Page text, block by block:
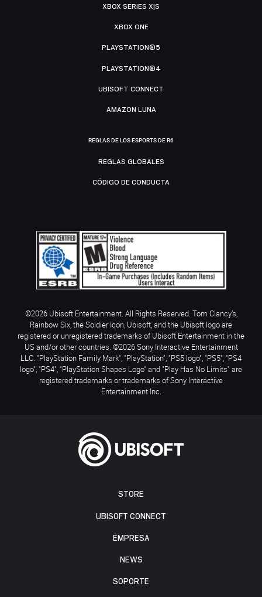
STORE
UBISOFT CONNECT
EMPRESA
NEWS
SOPORTE
XBOX SERIES X|S
XBOX ONE
PLAYSTATION®5
PLAYSTATION®4
UBISOFT CONNECT
AMAZON LUNA
REGLAS DE LOS ESPORTS DE R6
REGLAS GLOBALES
CÓDIGO DE CONDUCTA
©2026 Ubisoft Entertainment. All Rights Reserved. Tom Clancy’s,
Rainbow Six, the Soldier Icon, Ubisoft, and the Ubisoft logo are
registered or unregistered trademarks of Ubisoft Entertainment in the
US and/or other countries. ©2026 Sony Interactive Entertainment
LLC. "PlayStation Family Mark", "PlayStation", "PS5 logo", "PS5", "PS4
logo", "PS4", "PlayStation Shapes Logo" and "Play Has No Limits" are
registered trademarks or trademarks of Sony Interactive
Entertainment Inc.